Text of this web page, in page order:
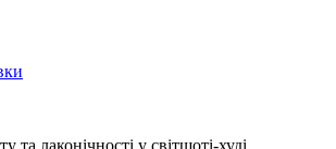
лаконічності у світшоті-худі